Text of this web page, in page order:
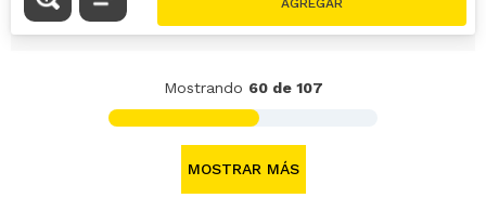
Mostrando 60 de 107
MOSTRAR MÁS